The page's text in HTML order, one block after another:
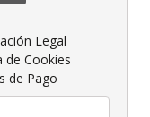
Legal
de Cookies
de Pago